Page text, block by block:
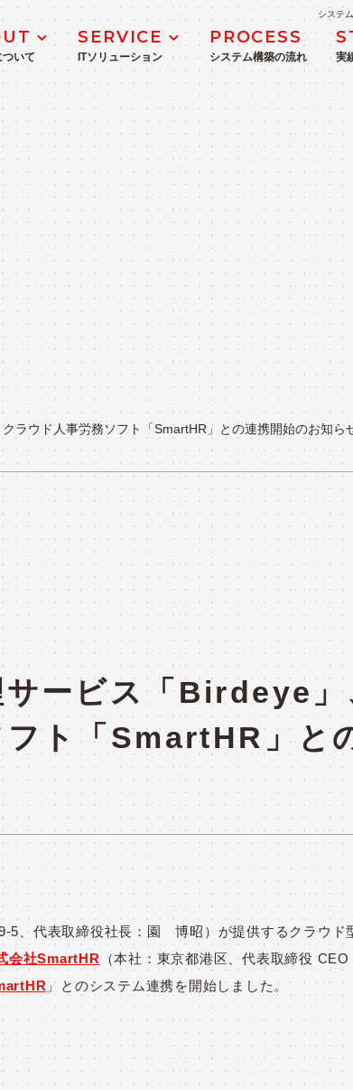
システ
いて
SERVICE
ITソリューション
PROCESS
システム構築の流れ 実
ラウド人事労務ソフト「SmartHR」との連携開始のお知ら
サービス「Birdeye」
フト「SmartHR」と
5、代表取締役社長：園 博昭）が提供するクラウド
会社SmartHR （本社：東京都港区、代表取締役
」とのシステム連携を開始しました。